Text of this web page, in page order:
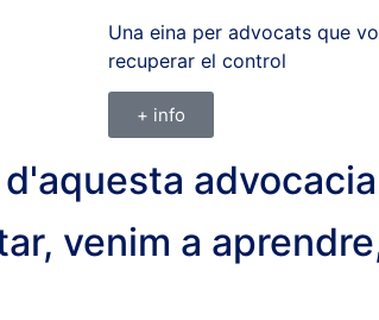
Una eina per advocats que
recuperar el control
+ info
venim a